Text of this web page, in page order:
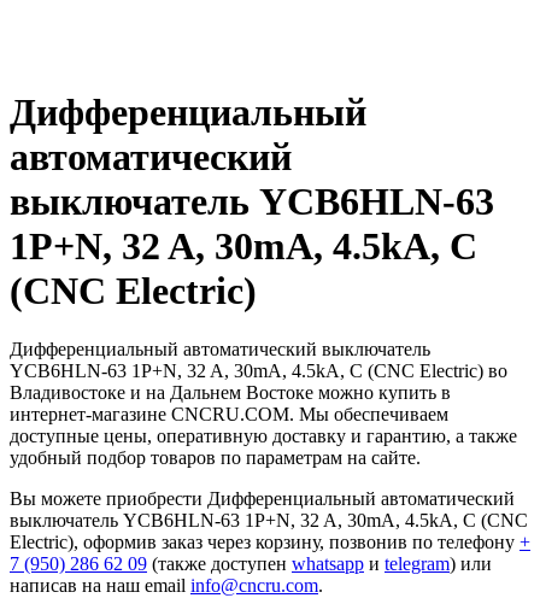
Дифференциальный
автоматический
выключатель YCB6HLN-63
1P+N, 32 A, 30mA, 4.5kA, C
(CNC Electric)
Дифференциальный автоматический выключатель
YCB6HLN-63 1P+N, 32 A, 30mA, 4.5kA, C (CNC Electric) во
Владивостоке и на Дальнем Востоке можно купить в
интернет-магазине CNCRU.COM. Мы обеспечиваем
доступные цены, оперативную доставку и гарантию, а также
удобный подбор товаров по параметрам на сайте.
Вы можете приобрести Дифференциальный автоматический
выключатель YCB6HLN-63 1P+N, 32 A, 30mA, 4.5kA, C (CNC
Electric), оформив заказ через корзину, позвонив по телефону +
7 (950) 286 62 09 (также доступен whatsapp и telegram) или
написав на наш email info@cncru.com.